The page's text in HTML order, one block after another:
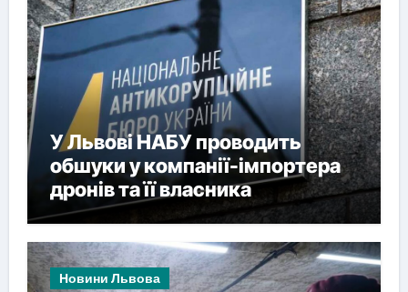
У Львові НАБУ проводить
обшуки у компанії-імпортера
дронів та її власника
Новини Львова